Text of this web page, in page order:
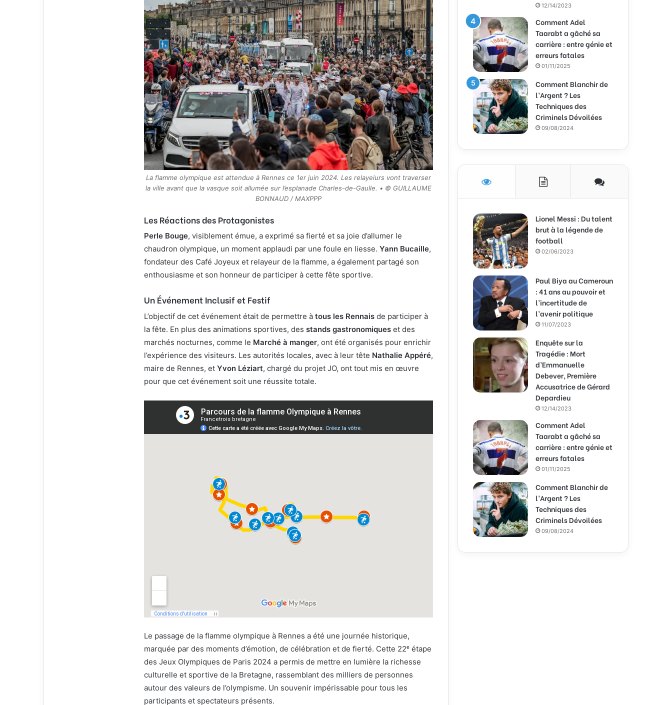
La flamme olympique est attendue à Rennes ce 1er juin 2024. Les relayeiurs vont traverser
la ville avant que la vasque soit allumée sur l’esplanade Charles-de-Gaulle. • © GUILLAUME
BONNAUD / MAXPPP
Les Réactions des Protagonistes
Perle Bouge, visiblement émue, a exprimé sa fierté et sa joie d’allumer le
chaudron olympique, un moment applaudi par une foule en liesse. Yann Bucaille,
fondateur des Café Joyeux et relayeur de la flamme, a également partagé son
enthousiasme et son honneur de participer à cette fête sportive.
Un Événement Inclusif et Festif
L’objectif de cet événement était de permettre à tous les Rennais de participer à
la fête. En plus des animations sportives, des stands gastronomiques et des
marchés nocturnes, comme le Marché à manger, ont été organisés pour enrichir
l’expérience des visiteurs. Les autorités locales, avec à leur tête Nathalie Appéré,
maire de Rennes, et Yvon Léziart, chargé du projet JO, ont tout mis en œuvre
pour que cet événement soit une réussite totale.
Le passage de la flamme olympique à Rennes a été une journée historique,
marquée par des moments d’émotion, de célébration et de fierté. Cette 22ᵉ étape
des Jeux Olympiques de Paris 2024 a permis de mettre en lumière la richesse
culturelle et sportive de la Bretagne, rassemblant des milliers de personnes
autour des valeurs de l’olympisme. Un souvenir impérissable pour tous les
participants et spectateurs présents.
12/14/2023
Comment Adel
Taarabt a gâché sa
carrière : entre génie et
erreurs fatales
01/11/2025
Comment Blanchir de
l’Argent ? Les
Techniques des
Criminels Dévoilées
09/08/2024
Lionel Messi : Du talent
brut à la légende de
football
02/06/2023
Paul Biya au Cameroun
: 41 ans au pouvoir et
l’incertitude de
l’avenir politique
11/07/2023
Enquête sur la
Tragédie : Mort
d’Emmanuelle
Debever, Première
Accusatrice de Gérard
Depardieu
12/14/2023
Comment Adel
Taarabt a gâché sa
carrière : entre génie et
erreurs fatales
01/11/2025
Comment Blanchir de
l’Argent ? Les
Techniques des
Criminels Dévoilées
09/08/2024